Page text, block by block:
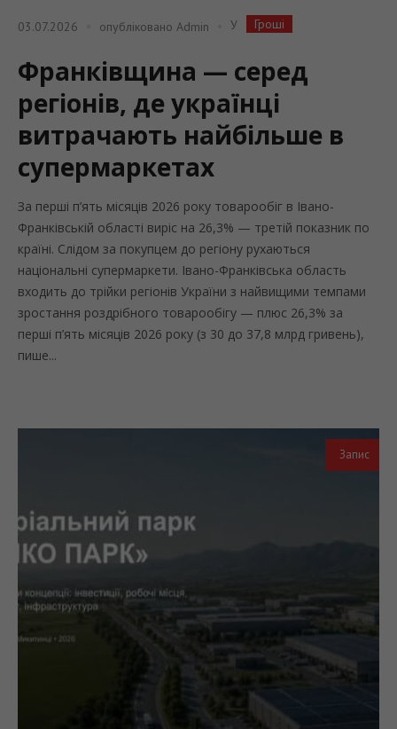
03.07.2026 опубліковано Admin У Гроші
Франківщина — серед
регіонів, де українці
витрачають найбільше в
супермаркетах
За перші п’ять місяців 2026 року товарообіг в Івано-
Франківській області виріс на 26,3% — третій показник по
країні. Слідом за покупцем до регіону рухаються
національні супермаркети. Івано-Франківська область
входить до трійки регіонів України з найвищими темпами
зростання роздрібного товарообігу — плюс 26,3% за
перші п’ять місяців 2026 року (з 30 до 37,8 млрд гривень),
пише...
Запис